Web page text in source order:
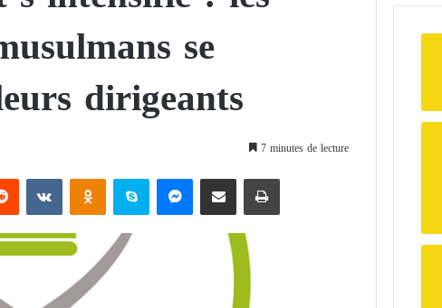
se
dirigeants
7 minutes de lecture